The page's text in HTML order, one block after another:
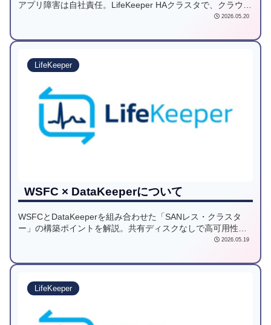
アプリ障害は自社責任。LifeKeeper HAクラスタで、クラウド
2026.05.20
LifeKeeper
WSFC × DataKeeperについて
WSFCとDataKeeperを組み合わせた「SANレス・クラスタ
ー」の構築ポイントを解説。共有ディスクなしで高可用性を
実現するためのAD要件、ドライブ設定、ポート開放から、重
2026.05.19
LifeKeeper